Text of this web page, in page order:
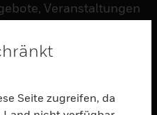
Veranstaltungen
Sonderangebote
Seite zugreifen, da